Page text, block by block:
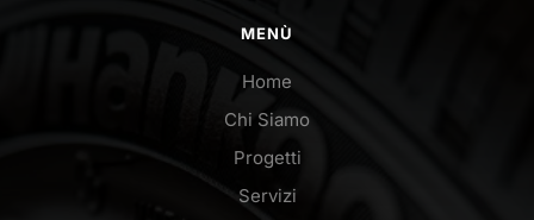
MENÙ
Home
Chi Siamo
Progetti
Servizi